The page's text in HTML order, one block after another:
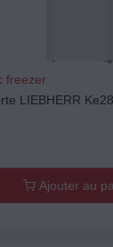
freezer
LIEBHERR
Ajouter au